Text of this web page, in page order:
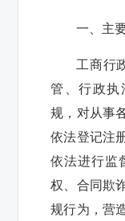
一、主
工商行
管、行政执
规，对从事
依法登记注
依法进行监
权、合同欺
规行为，营